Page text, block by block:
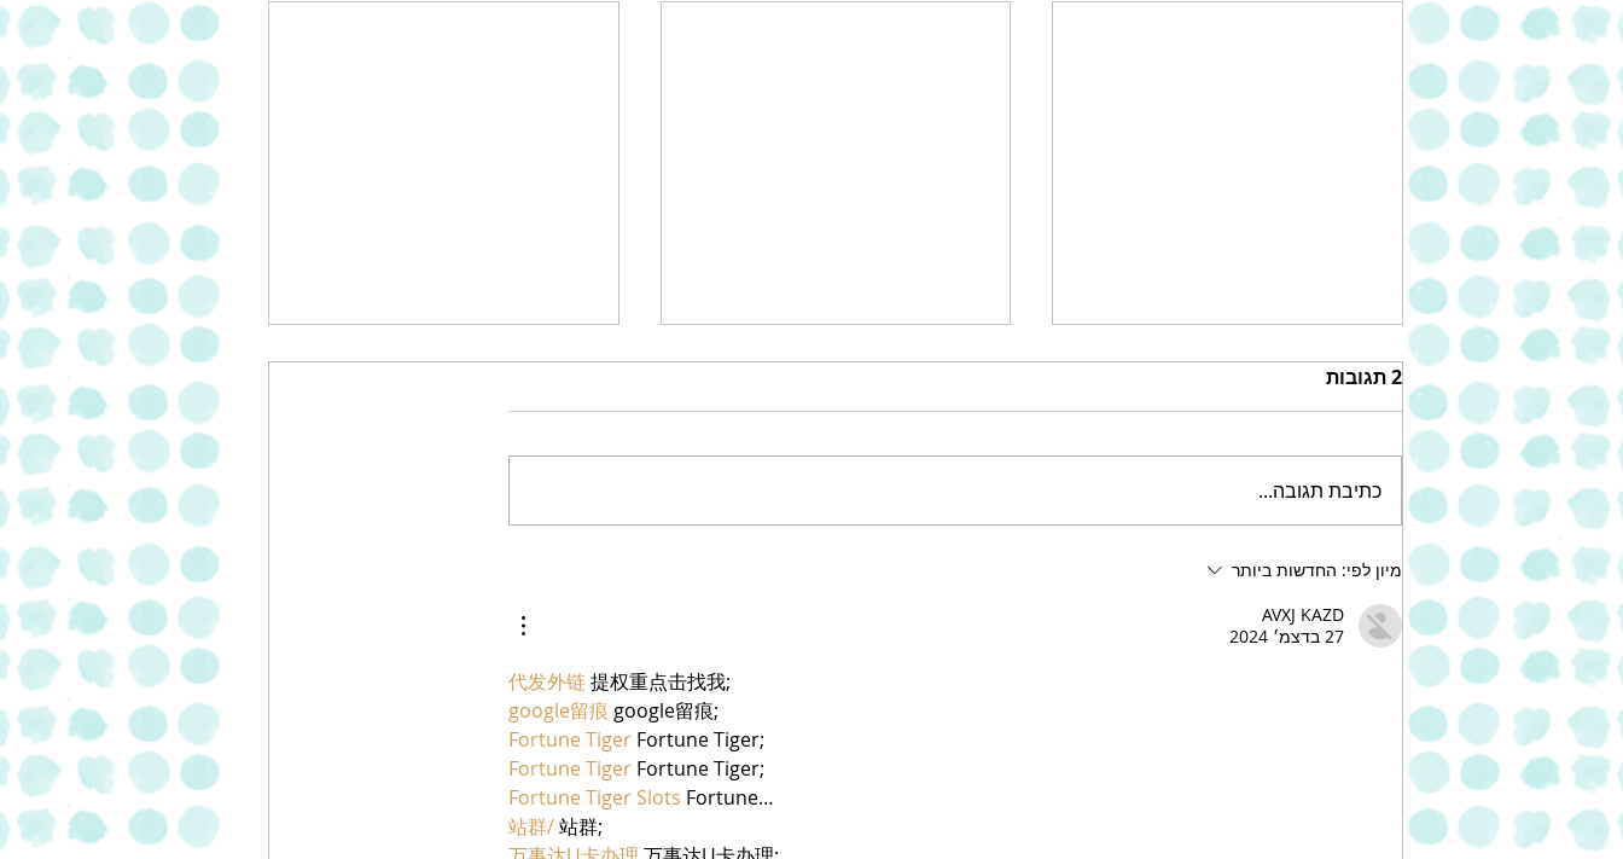
עוגת שוקולד צ'יפס עשירה של
יחיעם"
2 תגובות
כתיבת תגובה...
מיון לפי: החדשות ביותר
AVXJ KAZD
27 בדצמ׳ 2024
代发外链 提权重点击找我;
google留痕 google留痕;
Fortune Tiger Fortune Tiger;
Fortune Tiger Fortune Tiger;
Fortune Tiger Slots Fortune…
站群/ 站群;